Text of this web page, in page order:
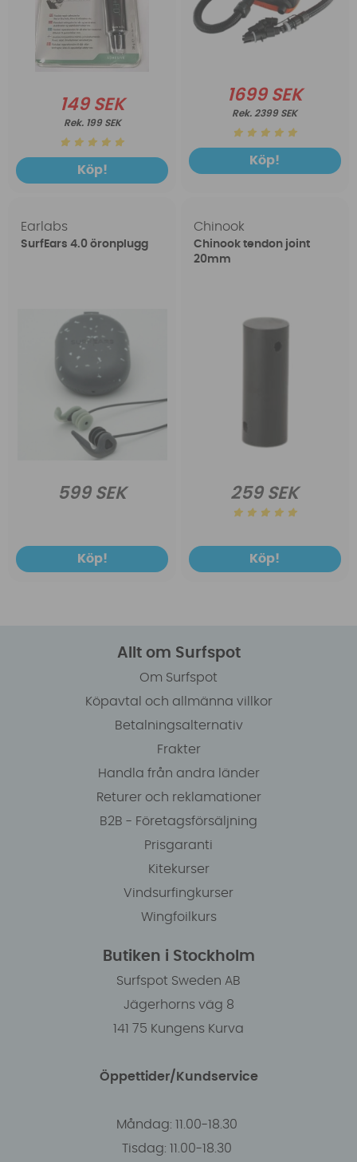
149 SEK
199 SEK
Köp!
1699 SEK
2399 SEK
Köp!
Earlabs
SurfEars 4.0 öronplugg
599 SEK
Köp!
Chinook
Chinook tendon joint
20mm
259 SEK
Köp!
Allt om Surfspot
Om Surfspot
Köpavtal och allmänna villkor
Betalningsalternativ
Frakter
Handla från andra länder
Returer och reklamationer
B2B - Företagsförsäljning
Prisgaranti
Kitekurser
Vindsurfingkurser
Wingfoilkurs
Butiken i Stockholm
Surfspot Sweden AB
Jägerhorns väg 8
141 75 Kungens Kurva
Öppettider/Kundservice
Måndag: 11.00-18.30
Tisdag: 11.00-18.30